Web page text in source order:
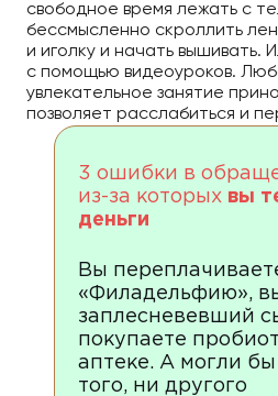
свободное время лежать с
бессмысленно скроллить
и иголку и начать вышивать.
с помощью видеоуроков.
увлекательное занятие
позволяет расслабиться и
3 ошибки в
из-за которых вы
деньги
Вы
«Филадельфию»,
заплесневевший
покупаете
аптеке. А могли
того, ни другого